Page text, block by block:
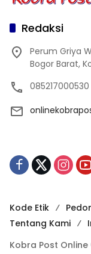
Redaksi
Perum Griya
Bogor Barat,
085217000530
Kode Etik
Tentang Kami
Kobra Post Online